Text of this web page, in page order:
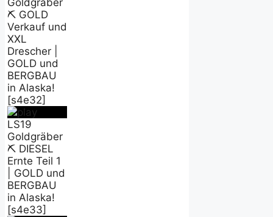
Goldgräber
⛏️ GOLD
Verkauf und
XXL
Drescher |
GOLD und
BERGBAU
in Alaska!
[s4e32]
LS19
Goldgräber
⛏️ DIESEL
Ernte Teil 1
| GOLD und
BERGBAU
in Alaska!
[s4e33]